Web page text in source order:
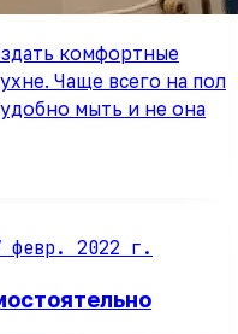
комфортные
Чаще всего на пол
мыть и не она
февр. 2022 г.